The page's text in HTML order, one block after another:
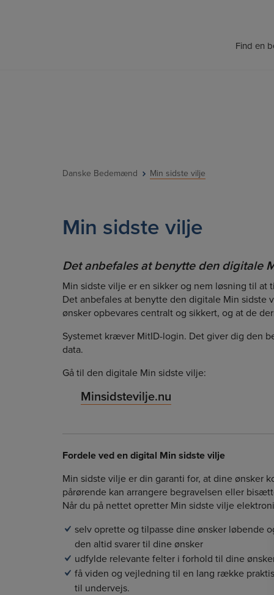
Find en
Danske Bedemænd Min sidste vilje
Min sidste vilje
Det anbefales at benytte den digitale
Min sidste vilje er en sikker og nem løsning til at
Det anbefales at benytte den digitale Min sidste
ønsker opbevares centralt og sikkert, og at de
Systemet kræver MitID-login. Det giver dig den
data.
Gå til den digitale Min sidste vilje:
Minsidstevilje.nu
Fordele ved en digital Min sidste vilje
Min sidste vilje er din garanti for, at dine ønsker
pårørende kan arrangere begravelsen eller
Når du på nettet opretter Min sidste vilje
selv oprette og tilpasse dine ønsker løbende
den altid svarer til dine ønsker
udfylde relevante felter i forhold til dine
få viden og vejledning til en lang række
til undervejs.